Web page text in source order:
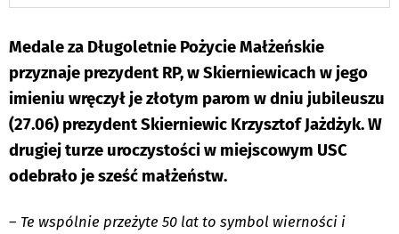
Medale za Długoletnie Pożycie Małżeńskie
przyznaje prezydent RP, w Skierniewicach w jego
imieniu wręczył je złotym parom w dniu jubileuszu
(27.06) prezydent Skierniewic Krzysztof Jażdżyk. W
drugiej turze uroczystości w miejscowym USC
odebrało je sześć małżeństw.
– Te wspólnie przeżyte 50 lat to symbol wierności i